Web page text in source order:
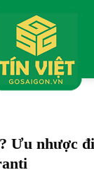
Ưu nhược